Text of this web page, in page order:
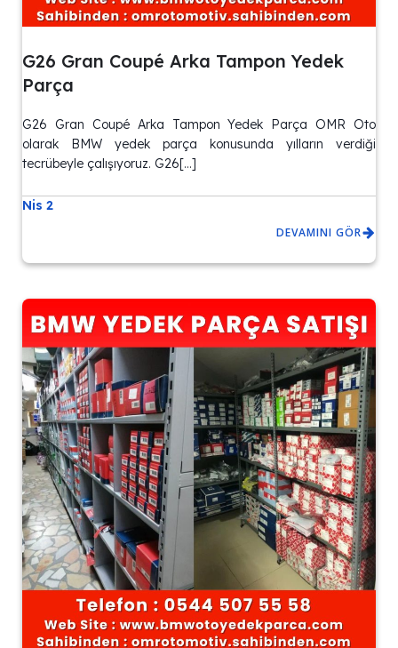
G26 Gran Coupé Arka Tampon Yedek
Parça
G26 Gran Coupé Arka Tampon Yedek Parça OMR Oto
olarak BMW yedek parça konusunda yılların verdiği
tecrübeyle çalışıyoruz. G26[…]
Nis 2
DEVAMINI GÖR